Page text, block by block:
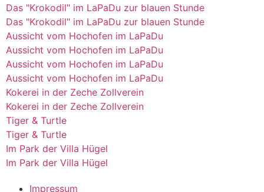
Das "Krokodil" im LaPaDu zur blauen Stunde
Das "Krokodil" im LaPaDu zur blauen Stunde
Aussicht vom Hochofen im LaPaDu
Aussicht vom Hochofen im LaPaDu
Aussicht vom Hochofen im LaPaDu
Aussicht vom Hochofen im LaPaDu
Kokerei in der Zeche Zollverein
Kokerei in der Zeche Zollverein
Tiger & Turtle
Tiger & Turtle
Im Park der Villa Hügel
Im Park der Villa Hügel
Impressum